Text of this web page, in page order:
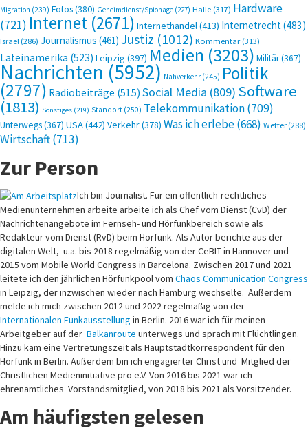
Migration (239) Fotos(380) Geheimdienst/Spionage (227) Halle(317) Hardware
(721) Internet (2671) Internethandel(413) Internetrecht (483)
Israel (286) Journalismus (461) Justiz (1012) Kommentar(313)
Lateinamerika (523) Leipzig (397) Medien (3203) Militär(367)
Nachrichten(5952) Nahverkehr (245) Politik
(2797) Radiobeiträge (515) Social Media (809) Software
(1813) Sonstiges (219) Standort (250) Telekommunikation(709)
Unterwegs(367) USA(442) Verkehr(378) Was ich erlebe(668) Wetter (288)
Wirtschaft(713)
Zur Person
Ich bin Journalist. Für ein öffentlich-rechtliches
Medienunternehmen arbeite arbeite ich als Chef vom Dienst (CvD) der
Nachrichtenangebote im Fernseh- und Hörfunkbereich sowie als
Redakteur vom Dienst (RvD) beim Hörfunk. Als Autor berichte aus der
digitalen Welt, u.a. bis 2018 regelmäßig von der CeBIT in Hannover und
2015 vom Mobile World Congress in Barcelona. Zwischen 2017 und 2021
leitete ich den jährlichen Hörfunkpool vom Chaos Communication Congress
in Leipzig, der inzwischen wieder nach Hamburg wechselte. Außerdem
melde ich mich zwischen 2012 und 2022 regelmäßig von der
Internationalen Funkausstellung in Berlin. 2016 war ich für meinen
Arbeitgeber auf der Balkanroute unterwegs und sprach mit Flüchtlingen.
Hinzu kam eine Vertretungszeit als Hauptstadtkorrespondent für den
Hörfunk in Berlin. Außerdem bin ich engagierter Christ und Mitglied der
Christlichen Medieninitiative pro e.V. Von 2016 bis 2021 war ich
ehrenamtliches Vorstandsmitglied, von 2018 bis 2021 als Vorsitzender.
Am häufigsten gelesen